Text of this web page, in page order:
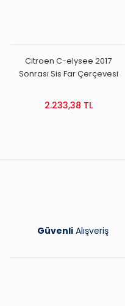
Citroen C-elysee 2017
Sonrası Sis Far Çerçevesi
2.233,38 TL
Güvenli Alışveriş